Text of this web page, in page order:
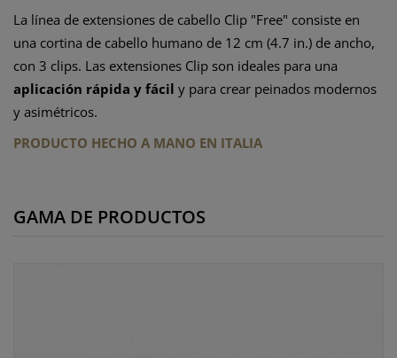
La línea de extensiones de cabello Clip "Free" consiste en
una cortina de cabello humano de 12 cm (4.7 in.) de ancho,
con 3 clips. Las extensiones Clip son ideales para una
aplicación rápida y fácil y para crear peinados modernos
y asimétricos.
PRODUCTO HECHO A MANO EN ITALIA
GAMA DE PRODUCTOS